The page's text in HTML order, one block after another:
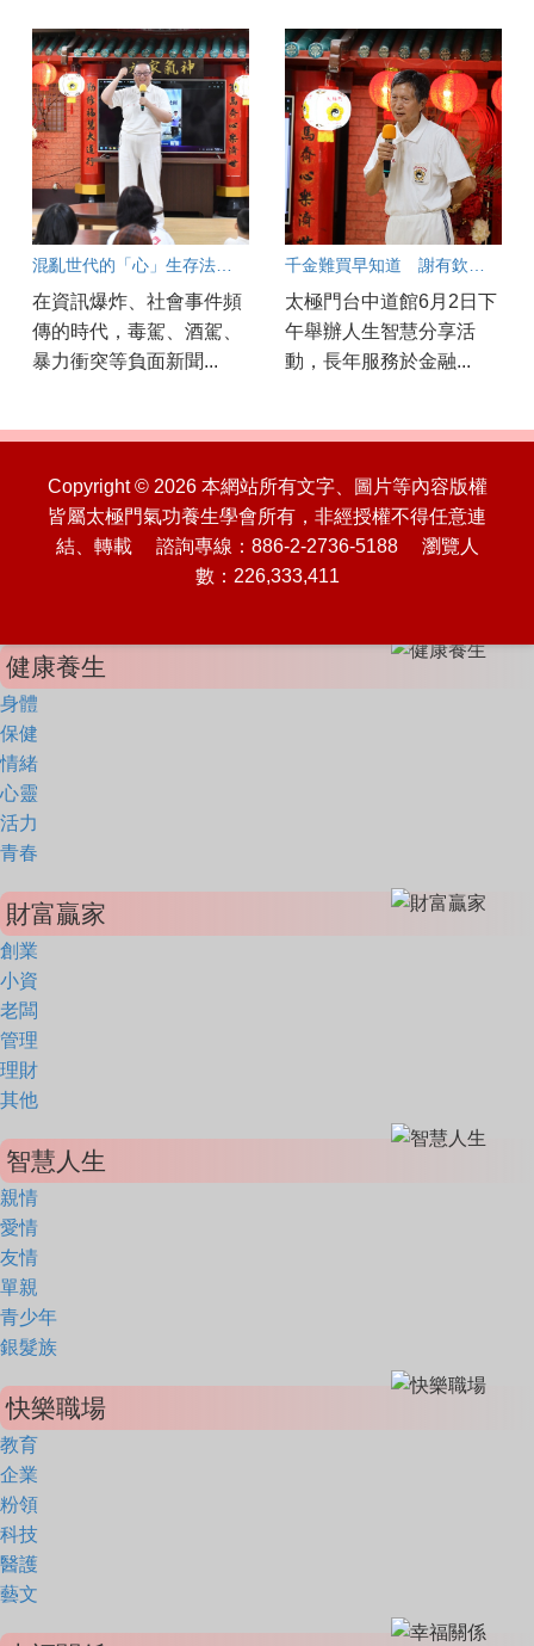
混亂世代的「心」生存法則 太極門弟子馬小蘭分享以智慧守護平安
在資訊爆炸、社會事件頻
傳的時代，毒駕、酒駕、
暴力衝突等負面新聞...
千金難買早知道 謝有欽分享在無常中學會珍惜當下
太極門台中道館6月2日下
午舉辦人生智慧分享活
動，長年服務於金融...
Copyright © 2026 本網站所有文字、圖片等內容版權
皆屬太極門氣功養生學會所有，非經授權不得任意連
結、轉載 諮詢專線：886-2-2736-5188 瀏覽人
數：226,333,411
健康養生
身體
保健
情緒
心靈
活力
青春
財富贏家
創業
小資
老闆
管理
理財
其他
智慧人生
親情
愛情
友情
單親
青少年
銀髮族
快樂職場
教育
企業
粉領
科技
醫護
藝文